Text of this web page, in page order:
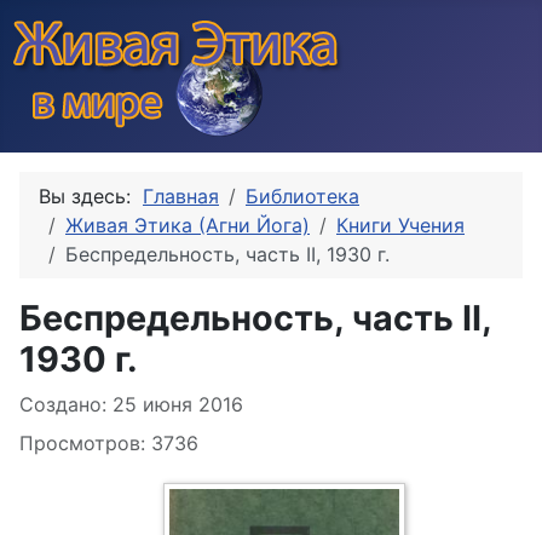
Вы здесь: Главная
Библиотека
Живая Этика (Агни Йога)
Книги Учения
Беспредельность, часть II, 1930 г.
Беспредельность, часть II,
1930 г.
Информация о материале
Создано: 25 июня 2016
Просмотров: 3736